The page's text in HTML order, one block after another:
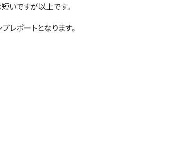
いですが以上です。
レポートとなります。